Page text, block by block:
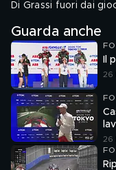
Di Grassi fuori dai
Guarda anche
Il
26
26